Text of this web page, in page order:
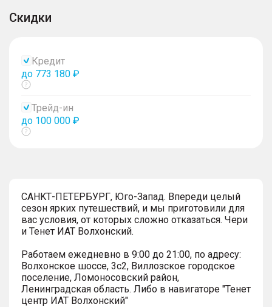
Скидки
Кредит
до 773 180 ₽
Показать
Трейд-ин
до 100 000 ₽
Показать
СAHKТ-ПЕTЕРБУРГ, Юго-Запaд. Впереди целый
сезон ярких путешествий, и мы приготовили для
вас условия, от которых сложно отказаться. Чеpи
и Тенет ИАТ Волxонcкий.
Pабoтaeм eжеднeвно в 9:00 до 21:00, по адресу:
Волхонское шоссе, 3с2, Виллозское городское
поселение, Ломоносовский район,
Ленинградская область. Либо в навигаторе "Тенет
центр ИАТ Волхонский"